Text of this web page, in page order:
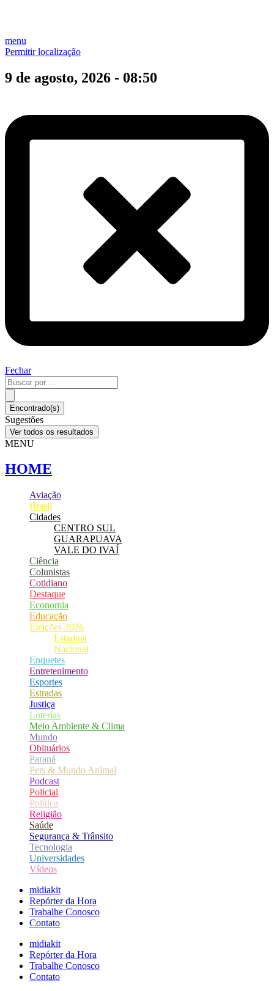
menu
Permitir localização
9 de agosto, 2026 - 08:50
Fechar
Pesquisar
...
Encontrado(s)
Sugestões
Ver todos os resultados
MENU
HOME
Aviação
Brasil
Cidades
CENTRO SUL
GUARAPUAVA
VALE DO IVAÍ
Ciência
Colunistas
Cotidiano
Destaque
Economia
Educação
Eleições 2026
Estadual
Nacional
Enquetes
Entretenimento
Esportes
Estradas
Justiça
Loterias
Meio Ambiente & Clima
Mundo
Obituários
Paraná
Pets & Mundo Animal
Podcast
Policial
Política
Religião
Saúde
Segurança & Trânsito
Tecnologia
Universidades
Vídeos
midiakit
Repórter da Hora
Trabalhe Conosco
Contato
midiakit
Repórter da Hora
Trabalhe Conosco
Contato